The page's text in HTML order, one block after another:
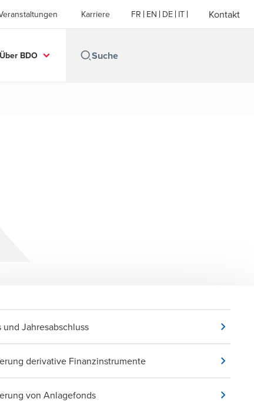
Karriere FR EN DE IT Kontakt
Über BDO
und Jahresabschluss
derivative Finanzinstrumente
von Anlagefonds